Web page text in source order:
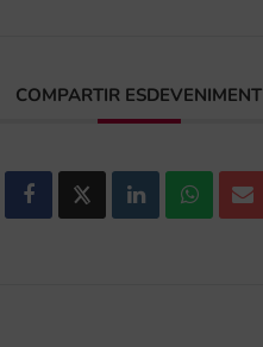
COMPARTIR ESDEVENIMENT